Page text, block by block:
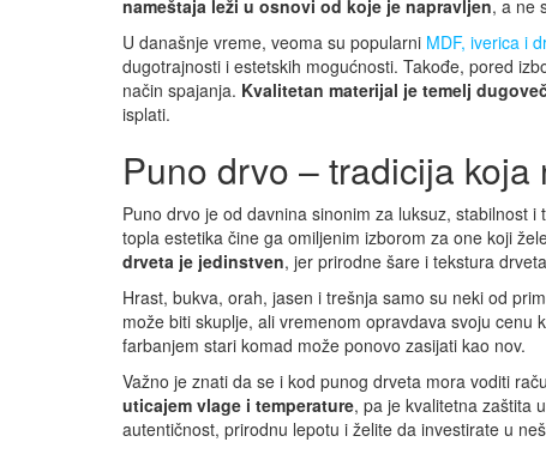
nameštaja leži u osnovi od koje je napravljen, a ne
U današnje vreme, veoma su popularni MDF, iverica i
dugotrajnosti i estetskih mogućnosti. Takođe, pored
način spajanja. Kvalitetan materijal je temelj
isplati.
Puno drvo – tradicija
Puno drvo je od davnina sinonim za luksuz, stabilnost
topla estetika čine ga omiljenim izborom za one koji
drveta je jedinstven, jer prirodne šare i tekstura
Hrast, bukva, orah, jasen i trešnja samo su neki od
može biti skuplje, ali vremenom opravdava svoju
farbanjem stari komad može ponovo zasijati kao nov.
Važno je znati da se i kod punog drveta mora voditi
uticajem vlage i temperature, pa je kvalitetna zaštita
autentičnost, prirodnu lepotu i želite da investirate u